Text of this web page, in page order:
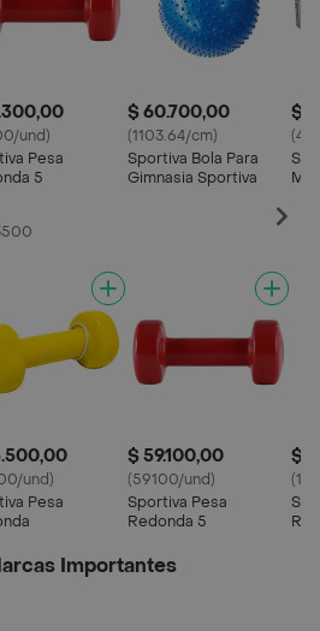
und)
Pesa
5
$ 60.700,00
(1103.64/cm)
Sportiva Bola Para
Gimnasia Sportiva
$
und)
Pesa
$ 59.100,00
(59100/und)
Sportiva Pesa
Redonda 5
$
Importantes